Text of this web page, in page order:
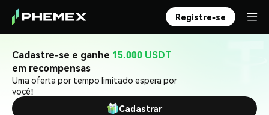
Registre-se
Cadastre-se e ganhe 15.000 USDT
em recompensas
Uma oferta por tempo limitado espera por
você!
Cadastrar